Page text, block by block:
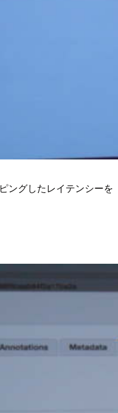
ングしたレイテンシーを